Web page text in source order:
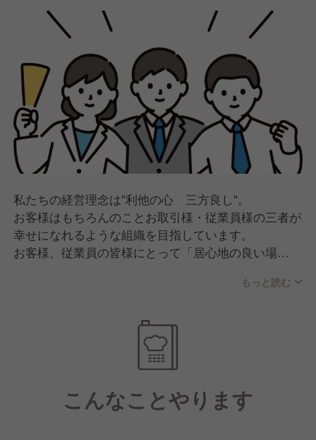
私たちの経営理念は"利他の心 三方良し"。
お客様はもちろんのことお取引様・従業員様の三者が
幸せになれるような組織を目指しています。
お客様、従業員の皆様にとって「居⼼地の良い場
ン」、「親切への感動」となるよう、伸び伸び、明る
もっと読む
こんなことやります